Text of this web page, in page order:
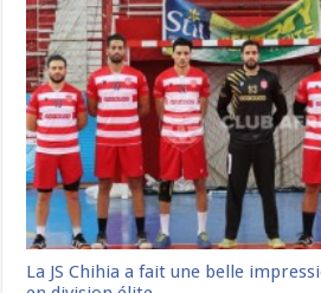
La JS Chihia a fait une belle